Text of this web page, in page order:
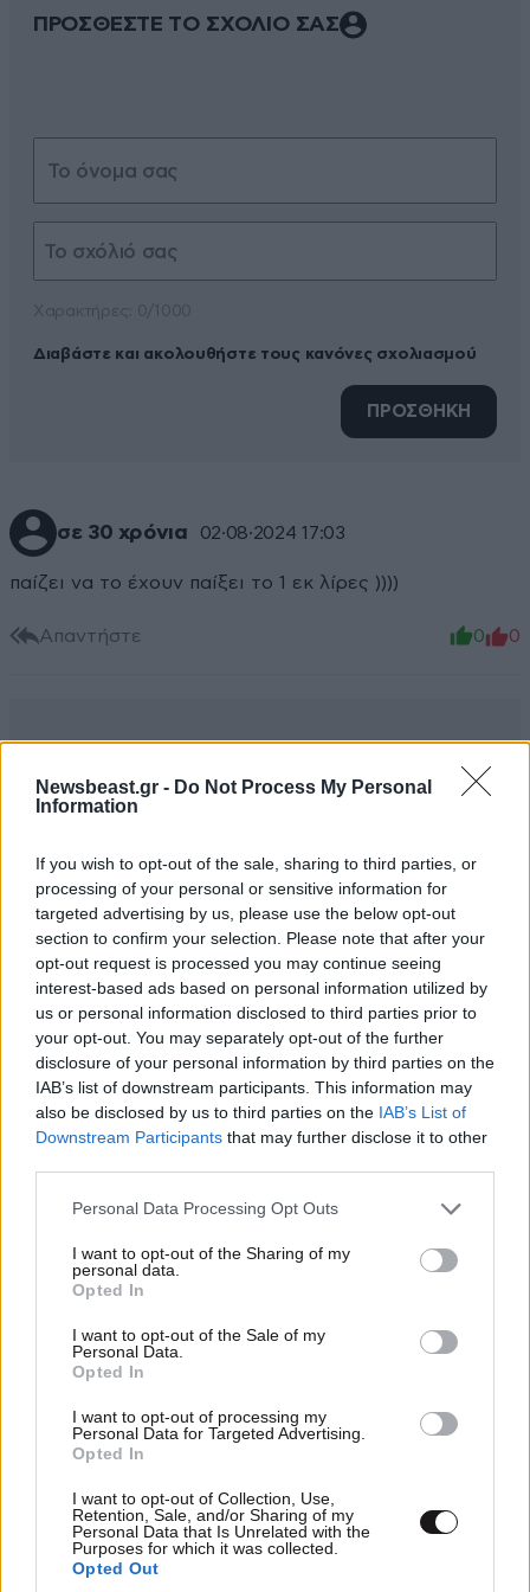
Newsbeast.gr - Do Not Process My Personal
Information
If you wish to opt-out of the sale, sharing to third parties, or
processing of your personal or sensitive information for
targeted advertising by us, please use the below opt-out
section to confirm your selection. Please note that after your
opt-out request is processed you may continue seeing
interest-based ads based on personal information utilized by
us or personal information disclosed to third parties prior to
your opt-out. You may separately opt-out of the further
disclosure of your personal information by third parties on the
IAB’s list of downstream participants. This information may
also be disclosed by us to third parties on the IAB’s List of
Downstream Participants that may further disclose it to other
Please note that this website/app uses one or more Google
not limited to your visit or usage behaviour. You may click to
grant or deny consent to Google and its third-party tags to
use your data for below specified purposes in below Google
consent section.
Personal Data Processing Opt Outs
I want to opt-out of the Sharing of my
personal data.
Opted In
I want to opt-out of the Sale of my
Personal Data.
Opted In
I want to opt-out of processing my
Personal Data for Targeted Advertising.
Opted In
I want to opt-out of Collection, Use,
Retention, Sale, and/or Sharing of my
Personal Data that Is Unrelated with the
Purposes for which it was collected.
Opted Out
ΠΡΟΣΘΕΣΤΕ ΤΟ ΣΧΟΛΙΟ ΣΑΣ
Διαβάστε και ακολουθήστε τους κανόνες σχολιασμού
ΠΡΟΣΘΗΚΗ
σε 30 χρόνια 02·08·2024 17:03
παίζει να το έχουν παίξει το 1 εκ λίρες ))))
Απαντήστε 0 0
TRENDING
ΕΛΛΑΔΑ06·08·2026 00:09
Σαν σήμερα 6 Αυγούστου: Πεθαίνει η Ρίτα
Σακελλαρίου, η λαϊκή ντίβα που έκανε τη ζωή